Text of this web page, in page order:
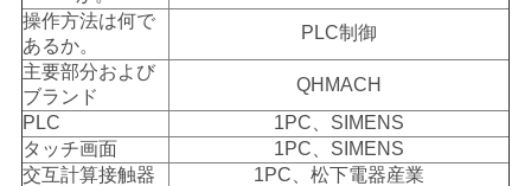
操作方法は何で
あるか。
PLC制御
主要部分および
ブランド
QHMACH
PLC
1PC、SIMENS
タッチ画面
1PC、SIMENS
交互計算接触器
1PC、松下電器産業